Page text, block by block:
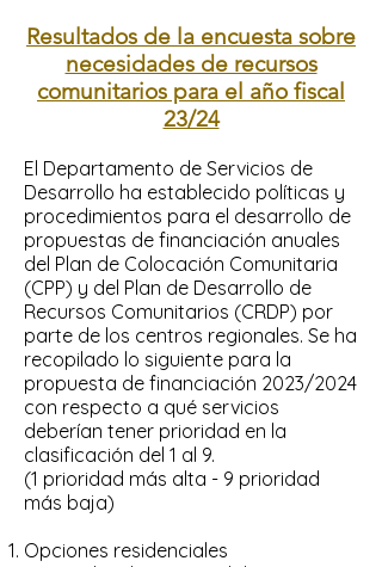
Resultados de la encuesta sobre
necesidades de recursos
comunitarios para el año fiscal
23/24
El Departamento de Servicios de
Desarrollo ha establecido políticas y
procedimientos para el desarrollo de
propuestas de financiación anuales
del Plan de Colocación Comunitaria
(CPP) y del Plan de Desarrollo de
Recursos Comunitarios (CRDP) por
parte de los centros regionales. Se ha
recopilado lo siguiente para la
propuesta de financiación 2023/2024
con respecto a qué servicios
deberían tener prioridad en la
clasificación del 1 al 9.
(1 prioridad más alta - 9 prioridad
más baja)
Opciones residenciales